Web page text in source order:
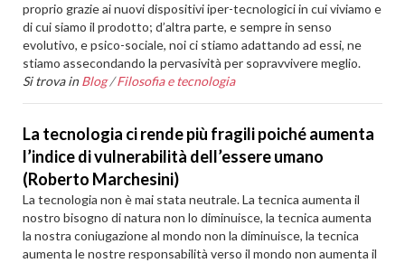
proprio grazie ai nuovi dispositivi iper-tecnologici in cui viviamo e
di cui siamo il prodotto; d’altra parte, e sempre in senso
evolutivo, e psico-sociale, noi ci stiamo adattando ad essi, ne
stiamo assecondando la pervasività per sopravvivere meglio.
Si trova in Blog /Filosofia e tecnologia
La tecnologia ci rende più fragili poiché aumenta
l’indice di vulnerabilità dell’essere umano
(Roberto Marchesini)
La tecnologia non è mai stata neutrale. La tecnica aumenta il
nostro bisogno di natura non lo diminuisce, la tecnica aumenta
la nostra coniugazione al mondo non la diminuisce, la tecnica
aumenta le nostre responsabilità verso il mondo non aumenta il